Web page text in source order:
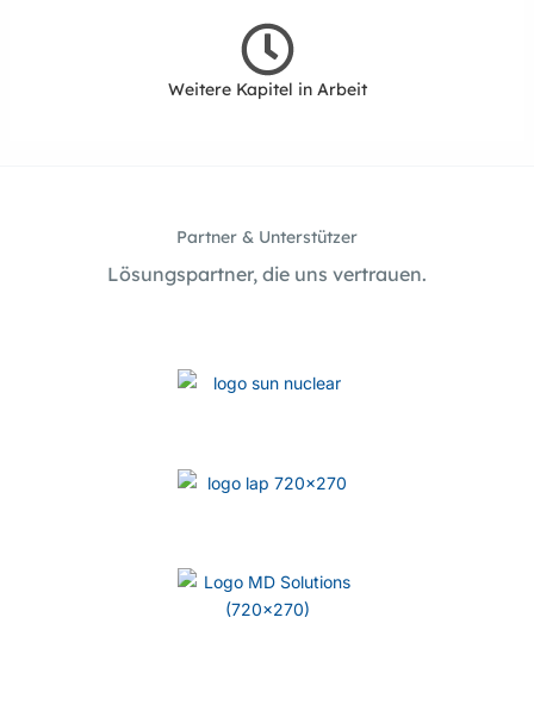
Weitere Kapitel in Arbeit
Partner & Unterstützer
Lösungspartner, die uns vertrauen.